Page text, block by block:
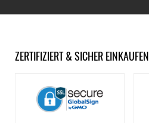
ZERTIFIZIERT & SICHER EINKAUFEN